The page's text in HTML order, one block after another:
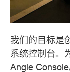
我们的目标是
系统控制台
Angie